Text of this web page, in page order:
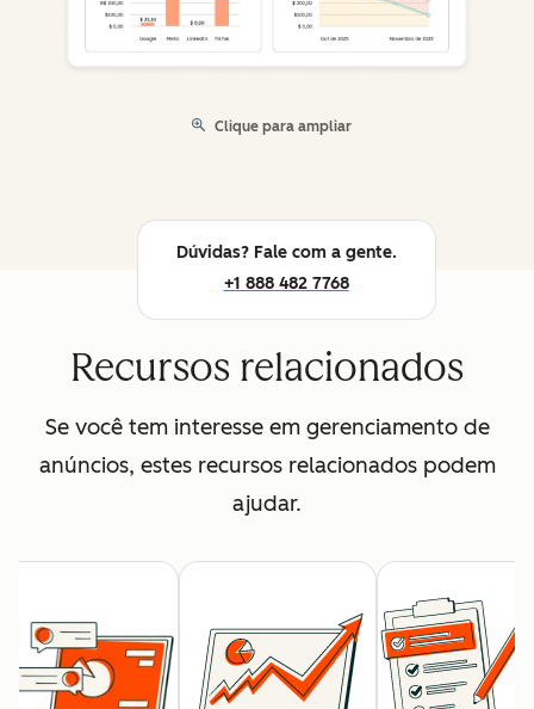
Clique para ampliar
Dúvidas? Fale com a gente.
+1 888 482 7768
Recursos relacionados
Se você tem interesse em gerenciamento de
anúncios, estes recursos relacionados podem
ajudar.